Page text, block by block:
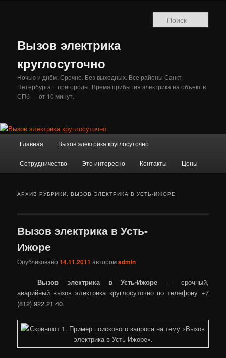
Вызов электрика
круглосуточно
Ночью и днём. Срочно. Без выходных. Все районы Санкт-
Петербурга + пригороды. Время прибытия электрика на объект в
СПб — от 10 минут.
Главная Вызов электрика круглосуточно
Сотрудничество Это интересно Контакты Цены
АРХИВ РУБРИКИ:ВЫЗОВ ЭЛЕКТРИКА В УСТЬ-ИЖОРЕ
Вызов электрика в Усть-
Ижоре
Опубликовано14.11.2011 авторомadmin
Вызов электрика в Усть-Ижоре — срочный,
аварийный вызов электрика круглосуточно по телефону +7
(812) 922 21 40.